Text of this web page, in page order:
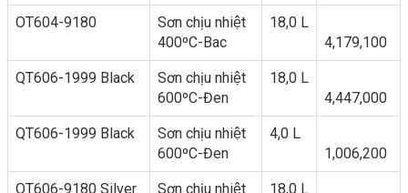
OT604-9180
Sơn chịu nhiệt
400ºC-Bac
18,0 L
4,179,100
QT606-1999 Black
Sơn chịu nhiệt
600ºC-Đen
18,0 L
4,447,000
QT606-1999 Black
Sơn chịu nhiệt
600ºC-Đen
4,0 L
1,006,200
QT606-9180 Silver Sơn chịu nhiệt 18,0 L